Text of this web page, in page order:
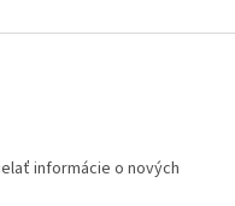
informácie o nových